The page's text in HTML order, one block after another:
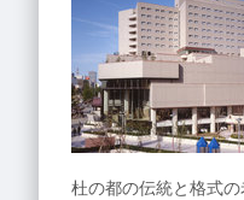
杜の都の伝統と格式